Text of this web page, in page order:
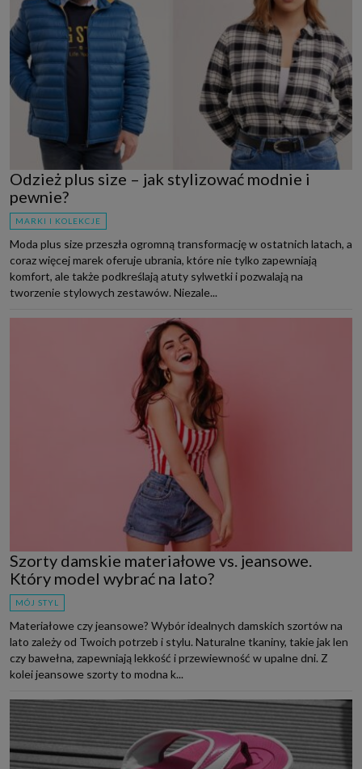
Odzież plus size – jak stylizować modnie i
pewnie?
MARKI I KOLEKCJE
Moda plus size przeszła ogromną transformację w ostatnich latach, a
coraz więcej marek oferuje ubrania, które nie tylko zapewniają
komfort, ale także podkreślają atuty sylwetki i pozwalają na
tworzenie stylowych zestawów. Niezale...
Szorty damskie materiałowe vs. jeansowe.
Który model wybrać na lato?
MÓJ STYL
Materiałowe czy jeansowe? Wybór idealnych damskich szortów na
lato zależy od Twoich potrzeb i stylu. Naturalne tkaniny, takie jak len
czy bawełna, zapewniają lekkość i przewiewność w upalne dni. Z
kolei jeansowe szorty to modna k...